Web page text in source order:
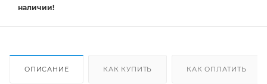
наличии!
ОПИСАНИЕ КАК КУПИТЬ КАК ОПЛАТИТЬ